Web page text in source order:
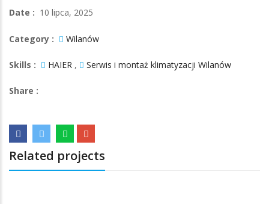
Date : 10 lipca, 2025
Category : Wilanów
Skills : HAIER , Serwis i montaż klimatyzacji Wilanów
Share :
Related projects